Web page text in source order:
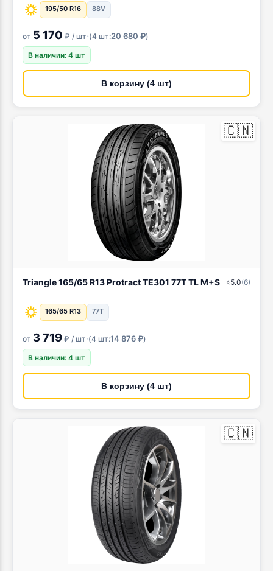
195/50 R16 88V
от 5 170 ₽ / шт·(4 шт:20 680 ₽)
В наличии: 4 шт
В корзину (4 шт)
🇨🇳
Triangle 165/65 R13 Protract TE301 77T TL M+S ⭐5.0(6)
165/65 R13 77T
от 3 719 ₽ / шт·(4 шт:14 876 ₽)
В наличии: 4 шт
В корзину (4 шт)
🇨🇳